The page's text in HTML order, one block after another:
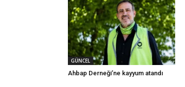
GÜNCEL
Ahbap Derneği’ne kayyum atandı